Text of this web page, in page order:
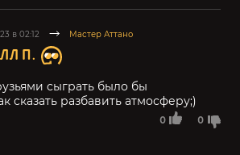
в 02:12 Мастер Аттано
П.
0 0
сыграть было бы
сказать разбавить атмосферу;)